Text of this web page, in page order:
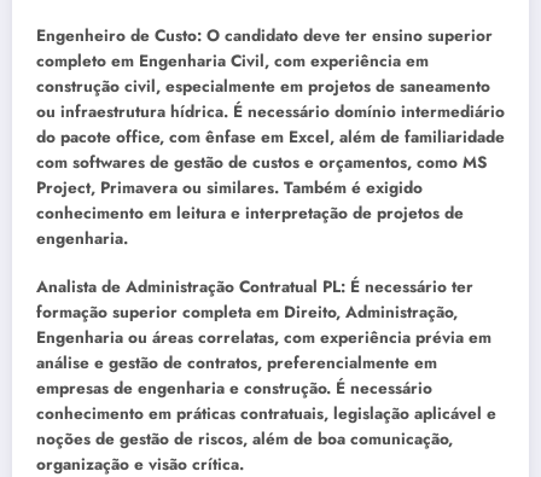
Engenheiro de Custo: O candidato deve ter ensino superior
completo em Engenharia Civil, com experiência em
construção civil, especialmente em projetos de saneamento
ou infraestrutura hídrica. É necessário domínio intermediário
do pacote office, com ênfase em Excel, além de familiaridade
com softwares de gestão de custos e orçamentos, como MS
Project, Primavera ou similares. Também é exigido
conhecimento em leitura e interpretação de projetos de
engenharia.
Analista de Administração Contratual PL: É necessário ter
formação superior completa em Direito, Administração,
Engenharia ou áreas correlatas, com experiência prévia em
análise e gestão de contratos, preferencialmente em
empresas de engenharia e construção. É necessário
conhecimento em práticas contratuais, legislação aplicável e
noções de gestão de riscos, além de boa comunicação,
organização e visão crítica.